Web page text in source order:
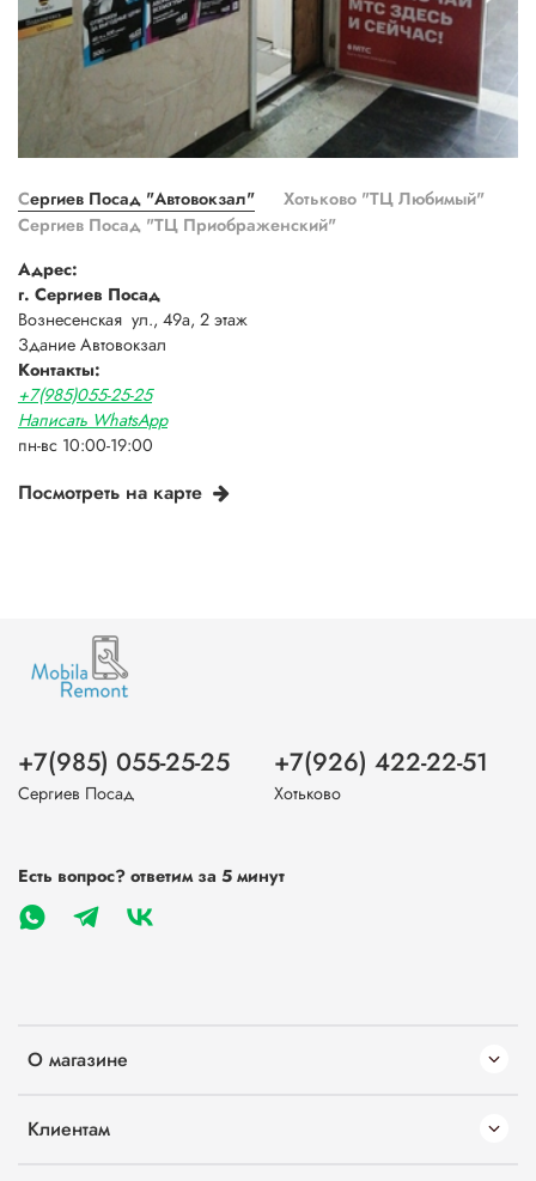
Сергиев Посад "Автовокзал"
Хотьково "ТЦ Любимый"
Сергиев Посад "ТЦ Приображенский"
Адрес:
г. Сергиев Посад
Вознесенская ул., 49а, 2 этаж
Здание Автовокзал
Контакты:
+7(985)055-25-25
Написать WhatsApp
пн-вс 10:00-19:00
Посмотреть на карте
О магазине
Клиентам
+7(985) 055-25-25
Сергиев Посад
+7(926) 422-22-51
Хотьково
Есть вопрос? ответим за 5 минут